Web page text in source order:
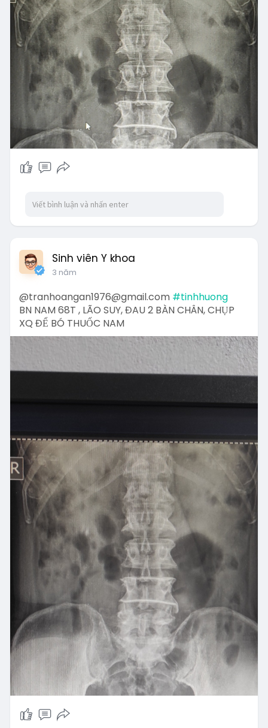
Sinh viên Y khoa
3 năm
@tranhoangan1976@gmail.com #tinhhuong
BN NAM 68T , LÃO SUY, ĐAU 2 BÀN CHÂN, CHỤP
XQ ĐỂ BÓ THUỐC NAM